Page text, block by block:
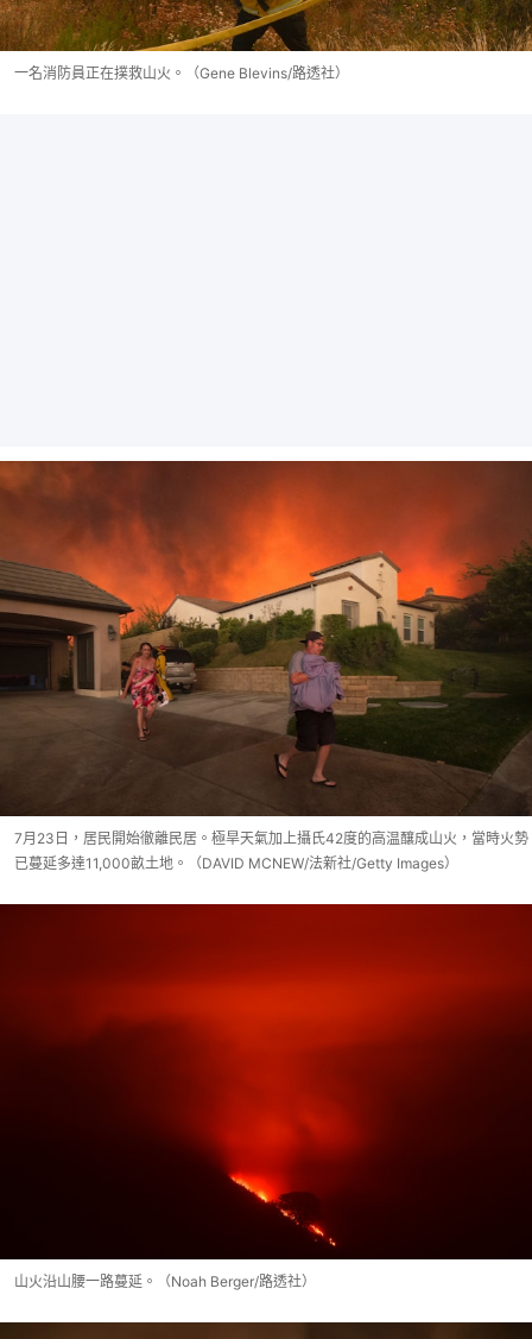
一名消防員正在撲救山火。（Gene Blevins/路透社）
7月23日，居民開始徹離民居。極旱天氣加上攝氏42度的高温釀成山火，當時火勢
已蔓延多達11,000畝土地。（DAVID MCNEW/法新社/Getty Images）
山火沿山腰一路蔓延。（Noah Berger/路透社）